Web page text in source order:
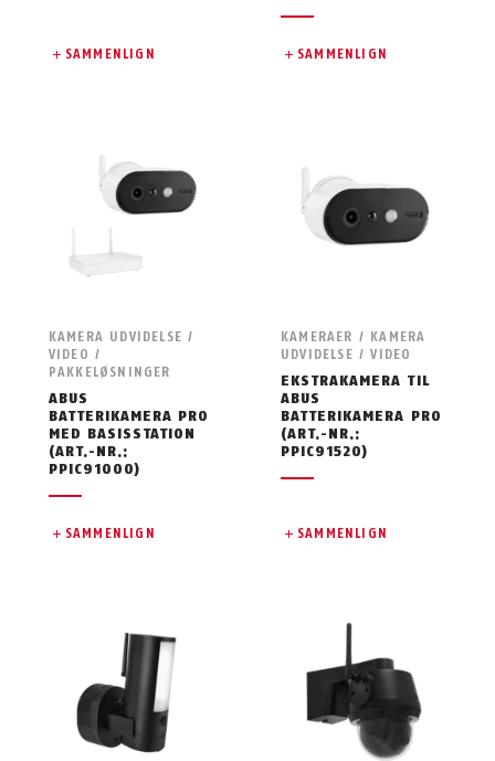
SAMMENLIGN SAMMENLIGN
KAMERA UDVIDELSE /
VIDEO /
PAKKELØSNINGER
ABUS
BATTERIKAMERA PRO
MED BASISSTATION
(ART.-NR.:
PPIC91000)
SAMMENLIGN
KAMERAER / KAMERA
UDVIDELSE / VIDEO
EKSTRAKAMERA TIL
ABUS
BATTERIKAMERA PRO
(ART.-NR.:
PPIC91520)
SAMMENLIGN